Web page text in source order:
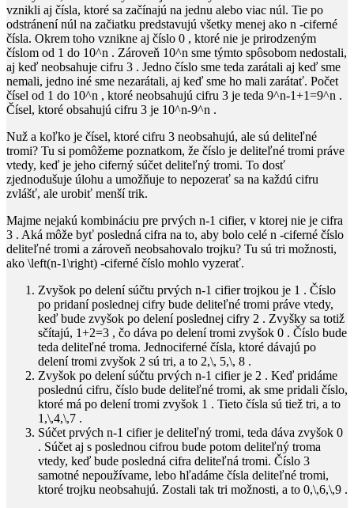
vznikli aj čísla, ktoré sa začínajú na jednu alebo viac núl. Tie po
odstránení núl na začiatku predstavujú všetky menej ako n -ciferné
čísla. Okrem toho vznikne aj číslo 0 , ktoré nie je prirodzeným
číslom od 1 do 10^n . Zároveň 10^n sme týmto spôsobom nedostali,
aj keď neobsahuje cifru 3 . Jedno číslo sme teda zarátali aj keď sme
nemali, jedno iné sme nezarátali, aj keď sme ho mali zarátať. Počet
čísel od 1 do 10^n , ktoré neobsahujú cifru 3 je teda 9^n-1+1=9^n .
Čísel, ktoré obsahujú cifru 3 je 10^n-9^n .
Nuž a koľko je čísel, ktoré cifru 3 neobsahujú, ale sú deliteľné
tromi? Tu si pomôžeme poznatkom, že číslo je deliteľné tromi práve
vtedy, keď je jeho ciferný súčet deliteľný tromi. To dosť
zjednodušuje úlohu a umožňuje to nepozerať sa na každú cifru
zvlášť, ale urobiť menší trik.
Majme nejakú kombináciu pre prvých n-1 cifier, v ktorej nie je cifra
3 . Aká môže byť posledná cifra na to, aby bolo celé n -ciferné číslo
deliteľné tromi a zároveň neobsahovalo trojku? Tu sú tri možnosti,
ako \left(n-1\right) -ciferné číslo mohlo vyzerať.
Zvyšok po delení súčtu prvých n-1 cifier trojkou je 1 . Číslo
po pridaní poslednej cifry bude deliteľné tromi práve vtedy,
keď bude zvyšok po delení poslednej cifry 2 . Zvyšky sa totiž
sčítajú, 1+2=3 , čo dáva po delení tromi zvyšok 0 . Číslo bude
teda deliteľné troma. Jednociferné čísla, ktoré dávajú po
delení tromi zvyšok 2 sú tri, a to 2,\, 5,\, 8 .
Zvyšok po delení súčtu prvých n-1 cifier je 2 . Keď pridáme
poslednú cifru, číslo bude deliteľné tromi, ak sme pridali číslo,
ktoré má po delení tromi zvyšok 1 . Tieto čísla sú tiež tri, a to
1,\,4,\,7 .
Súčet prvých n-1 cifier je deliteľný tromi, teda dáva zvyšok 0
. Súčet aj s poslednou cifrou bude potom deliteľný troma
vtedy, keď bude posledná cifra deliteľná tromi. Číslo 3
samotné nepoužívame, lebo hľadáme čísla deliteľné tromi,
ktoré trojku neobsahujú. Zostali tak tri možnosti, a to 0,\,6,\,9 .